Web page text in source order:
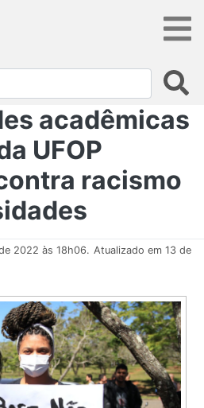
acadêmicas
UFOP
racismo
2022 às 18h06. Atualizado em 13 de